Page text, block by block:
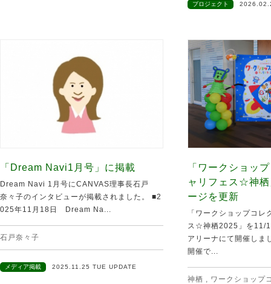
プロジェクト
「Dream Navi1月号」に掲載
Dream Navi 1月号にCANVAS理事長石戸
奈々子のインタビューが掲載されました。 ■2
025年11月18日 Dream Na...
石戸奈々子
メディア掲載 2025.11.25 TUE UPDATE
「ワークショッ
ャリフェス☆神
ージを更新
「ワークショップコ
ス☆神栖2025」を11/
アリーナにて開催しま
開催で...
神栖 , ワークショップ